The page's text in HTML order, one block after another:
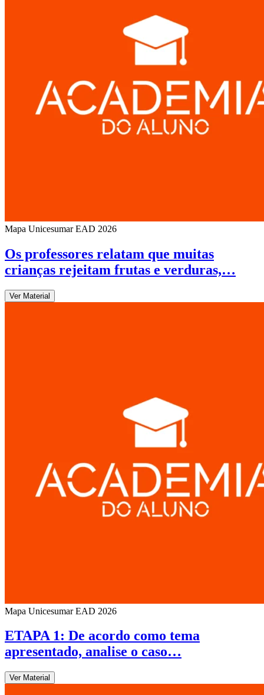
Mapa Unicesumar EAD 2026
Os professores relatam que muitas
crianças rejeitam frutas e verduras,…
Ver Material
Mapa Unicesumar EAD 2026
ETAPA 1: De acordo como tema
apresentado, analise o caso…
Ver Material